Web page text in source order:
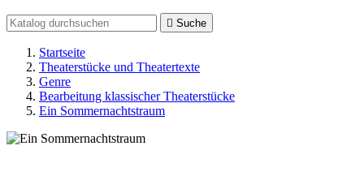
 Suche
Startseite
Theaterstücke und Theatertexte
Genre
Bearbeitung klassischer Theaterstücke
Ein Sommernachtstraum